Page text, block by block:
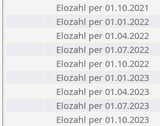
Elozahl per 01.10.2021
Elozahl per 01.01.2022
Elozahl per 01.04.2022
Elozahl per 01.07.2022
Elozahl per 01.10.2022
Elozahl per 01.01.2023
Elozahl per 01.04.2023
Elozahl per 01.07.2023
Elozahl per 01.10.2023